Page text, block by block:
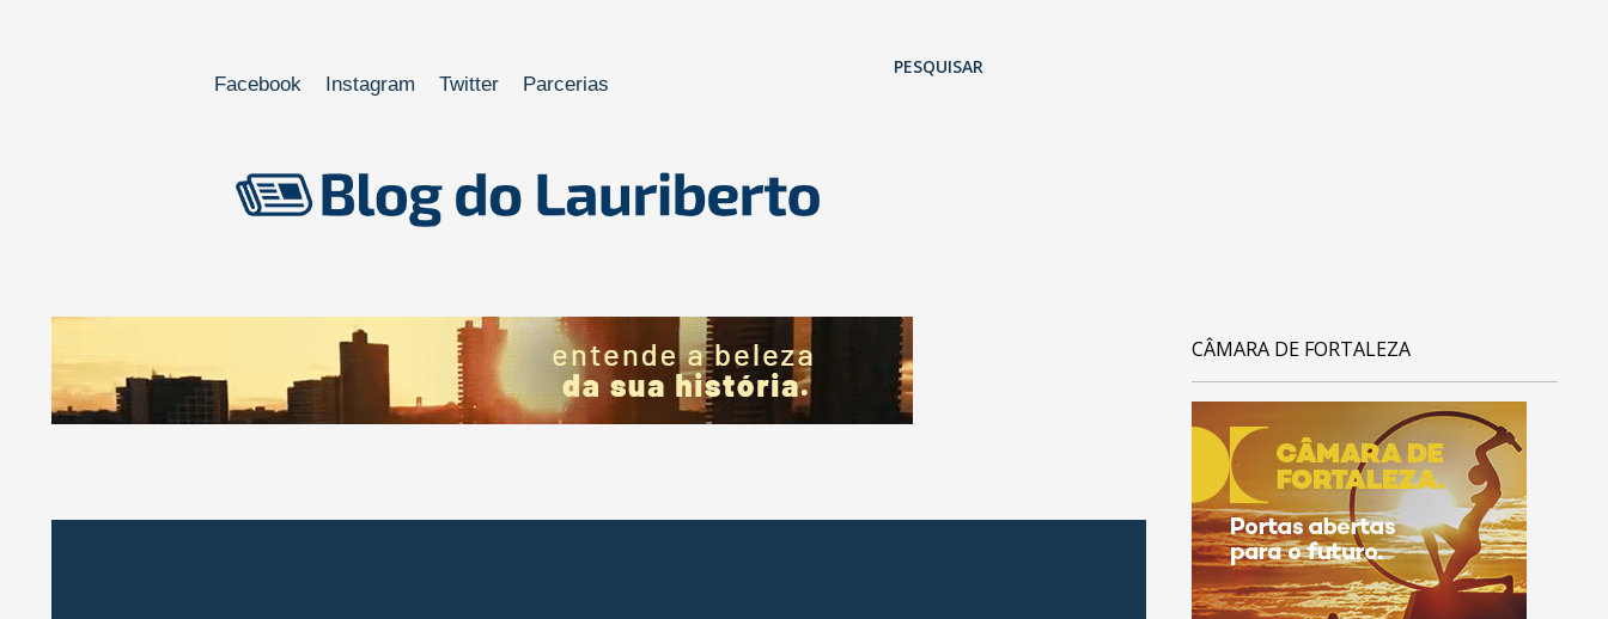
Facebook Instagram Twitter Parcerias
PESQUISAR
CÂMARA DE FORTALEZA